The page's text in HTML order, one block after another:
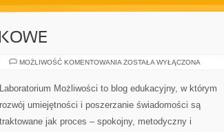
MOŻLIWOŚĆ KOMENTOWANIA CIEKAWOSTKI
ZOSTAŁA WYŁĄCZONA
Laboratorium Możliwości to blog edukacyjny, w którym
rozwój umiejętności i poszerzanie świadomości są
traktowane jak proces – spokojny, metodyczny i